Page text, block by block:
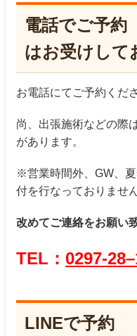
電話でご予約
はお受けして
お電話にてご予約くだ
尚、出張施術などの際
があります。
※営業時間外、GW、
付を行なっておりませ
改めてご連絡をお願い
TEL： 0297-28–
LINEで予約